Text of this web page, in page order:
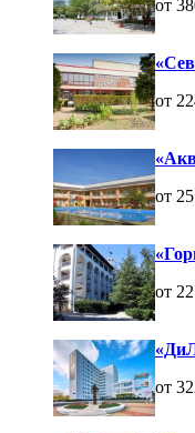
от
от
от
от
от